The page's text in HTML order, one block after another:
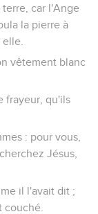
car l'Ange
la pierre à
vêtement blanc
frayeur, qu'ils
: pour vous,
Jésus,
il l'avait dit ;
couché.